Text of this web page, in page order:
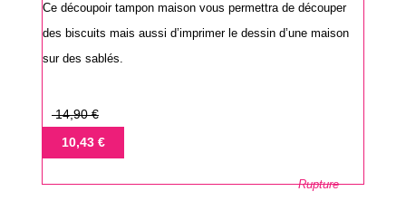
Ce découpoir tampon maison vous permettra de découper
des biscuits mais aussi d’imprimer le dessin d’une maison
sur des sablés.
Prix
base
14,90 €
Prix10,43 €
Rupture